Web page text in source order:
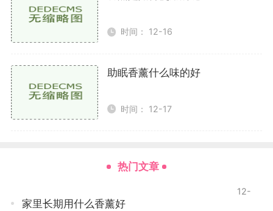
进行选择。
任务奖励：某些任务完成后，系统会给予玩家精油
活动：游戏中会不定期推出各种活动，例如节日活
动，通常会提供免费的精油或折扣。时刻关注活动公
告，不要错过机会。
自己的精油。制作精油通常需要以下材料
时间： 12-16
助眠香薰什么味的好
时间： 12-17
热门文章
家里长期用什么香薰好
12-